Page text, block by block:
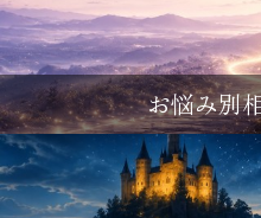
お悩み別